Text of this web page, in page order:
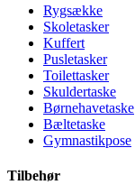
Rygsække
Skoletasker
Kuffert
Pusletasker
Toilettasker
Skuldertaske
Børnehavetaske
Bæltetaske
Gymnastikpose
Tilbehør